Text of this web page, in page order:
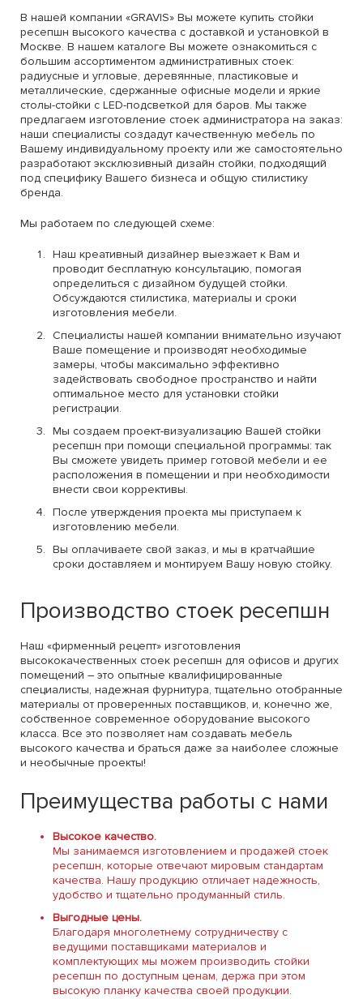
В нашей компании «GRAVIS» Вы можете купить стойки
ресепшн высокого качества с доставкой и установкой в
Москве. В нашем каталоге Вы можете ознакомиться с
большим ассортиментом административных стоек:
радиусные и угловые, деревянные, пластиковые и
металлические, сдержанные офисные модели и яркие
столы-стойки с LED-подсветкой для баров. Мы также
предлагаем изготовление стоек администратора на заказ:
наши специалисты создадут качественную мебель по
Вашему индивидуальному проекту или же самостоятельно
разработают эксклюзивный дизайн стойки, подходящий
под специфику Вашего бизнеса и общую стилистику
бренда.
Мы работаем по следующей схеме:
Наш креативный дизайнер выезжает к Вам и
проводит бесплатную консультацию, помогая
определиться с дизайном будущей стойки.
Обсуждаются стилистика, материалы и сроки
изготовления мебели.
Специалисты нашей компании внимательно изучают
Ваше помещение и производят необходимые
замеры, чтобы максимально эффективно
задействовать свободное пространство и найти
оптимальное место для установки стойки
регистрации.
Мы создаем проект-визуализацию Вашей стойки
ресепшн при помощи специальной программы: так
Вы сможете увидеть пример готовой мебели и ее
расположения в помещении и при необходимости
внести свои коррективы.
После утверждения проекта мы приступаем к
изготовлению мебели.
Вы оплачиваете свой заказ, и мы в кратчайшие
сроки доставляем и монтируем Вашу новую стойку.
Производство стоек ресепшн
Наш «фирменный рецепт» изготовления
высококачественных стоек ресепшн для офисов и других
помещений – это опытные квалифицированные
специалисты, надежная фурнитура, тщательно отобранные
материалы от проверенных поставщиков, и, конечно же,
собственное современное оборудование высокого
класса. Все это позволяет нам создавать мебель
высокого качества и браться даже за наиболее сложные
и необычные проекты!
Преимущества работы с нами
Высокое качество.
Мы занимаемся изготовлением и продажей стоек
ресепшн, которые отвечают мировым стандартам
качества. Нашу продукцию отличает надежность,
удобство и тщательно продуманный стиль.
Выгодные цены.
Благодаря многолетнему сотрудничеству с
ведущими поставщиками материалов и
комплектующих мы можем производить стойки
ресепшн по доступным ценам, держа при этом
высокую планку качества своей продукции.